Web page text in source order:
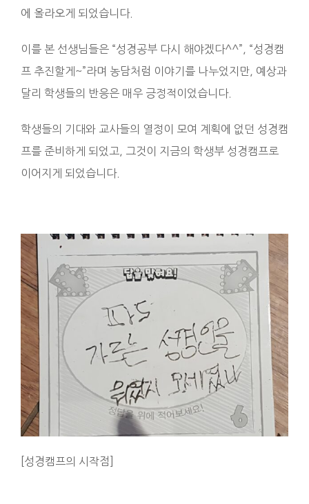
에 올라오게 되었습니다.
이를 본 선생님들은 “성경공부 다시 해야겠다^^”, “성경캠
프 추진할게~”라며 농담처럼 이야기를 나누었지만, 예상과
달리 학생들의 반응은 매우 긍정적이었습니다.
학생들의 기대와 교사들의 열정이 모여 계획에 없던 성경캠
프를 준비하게 되었고, 그것이 지금의 학생부 성경캠프로
이어지게 되었습니다.
[성경캠프의 시작점]